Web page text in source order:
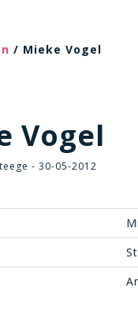
/ Mieke Vogel
Vogel
- 30-05-2012